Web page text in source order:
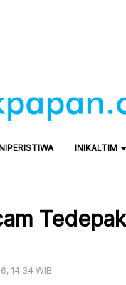
INIKALTIM
14:34 WIB